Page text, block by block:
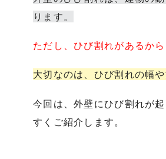
ります。
ただし、ひび割れがあるか
大切なのは、ひび割れの幅
今回は、外壁にひび割れが
すくご紹介します。